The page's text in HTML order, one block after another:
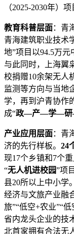
（2025-2030年）
教育科普层面：青
青海建筑职业技术
地”项目以94.5万元
与此同时，上海翼
校捐赠10余架无人
监测等方向与当地
学，再到沪青协作
成“政—产—学—研
产业应用层面：青
济的先行样板。 24
现17个乡镇和7个
“无人机进校园”项
县20所以上中小学
经济与文旅产业融
旅”“低空+农业”“
省内龙头企业的技
北首家拥有合法无